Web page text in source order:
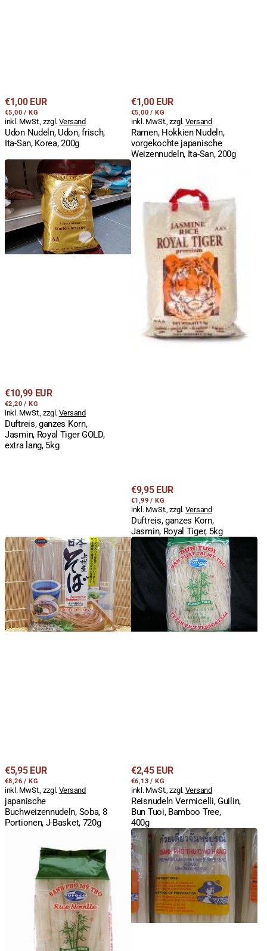
Regulärer
Preis
€1,00 EUR
STÜCKPREIS
€5,00 / PRO
KG
inkl. MwSt., zzgl. Versand
Udon Nudeln, Udon, frisch,
Ita-San, Korea, 200g
Regulärer
Preis
€1,00 EUR
STÜCKPREIS
€5,00 / PRO
KG
inkl. MwSt., zzgl. Versand
Ramen, Hokkien Nudeln,
vorgekochte japanische
Weizennudeln, Ita-San, 200g
Duftreis,
ganzes
Korn,
Jasmin,
Royal
Tiger
GOLD,
extra
lang,
Regulärer
Preis
€10,99 EUR
STÜCKPREIS
€2,20 / PRO
KG
inkl. MwSt., zzgl. Versand
Duftreis, ganzes Korn,
Jasmin, Royal Tiger GOLD,
extra lang, 5kg
Duftreis,
ganzes
Korn,
Jasmin,
Regulärer
Preis
€9,95 EUR
STÜCKPREIS
€1,99 / PRO
KG
inkl. MwSt., zzgl. Versand
Duftreis, ganzes Korn,
Jasmin, Royal Tiger, 5kg
japanische
Buchweizennudeln,
Soba,
8
Portionen,
J-
Basket,
720g
Regulärer
Preis
€5,95 EUR
STÜCKPREIS
€8,26 / PRO
KG
inkl. MwSt., zzgl. Versand
japanische
Buchweizennudeln, Soba, 8
Portionen, J-Basket, 720g
Reisnudeln
Vermicelli,
Guilin,
Bun
Tuoi,
Bamboo
Tree,
400g
Regulärer
Preis
€2,45 EUR
STÜCKPREIS
€6,13 / PRO
KG
inkl. MwSt., zzgl. Versand
Reisnudeln Vermicelli, Guilin,
Bun Tuoi, Bamboo Tree,
400g
Reisbandnudeln,
Farmer,
5mm
breit,
400g